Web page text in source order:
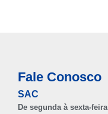
Fale Conosco
SAC
De segunda à sexta-feira